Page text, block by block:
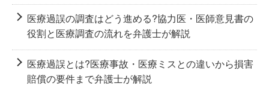
医療過誤の調査はどう進める?協力医・医師意見書の
役割と医療調査の流れを弁護士が解説
医療過誤とは?医療事故・医療ミスとの違いから損害
賠償の要件まで弁護士が解説